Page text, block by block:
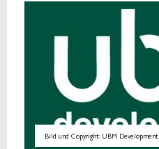
Bild und Copyright: UBM Development.